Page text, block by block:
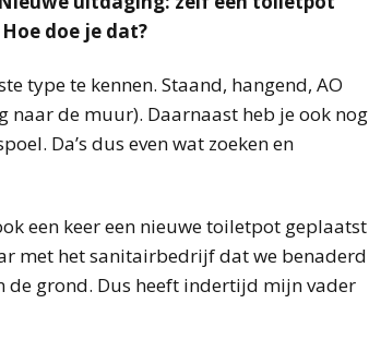
doe je dat?
type te kennen. Staand, hangend, AO
naar de muur). Daarnaast heb je ook nog
Da’s dus even wat zoeken en
een keer een nieuwe toiletpot geplaatst
met het sanitairbedrijf dat we benaderd
de grond. Dus heeft indertijd mijn vader